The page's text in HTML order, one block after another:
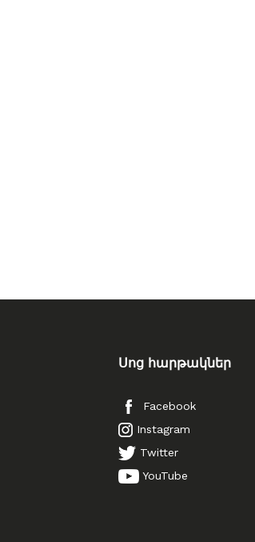
Սոց հարթակներ
Facebook
Instagram
Twitter
YouTube